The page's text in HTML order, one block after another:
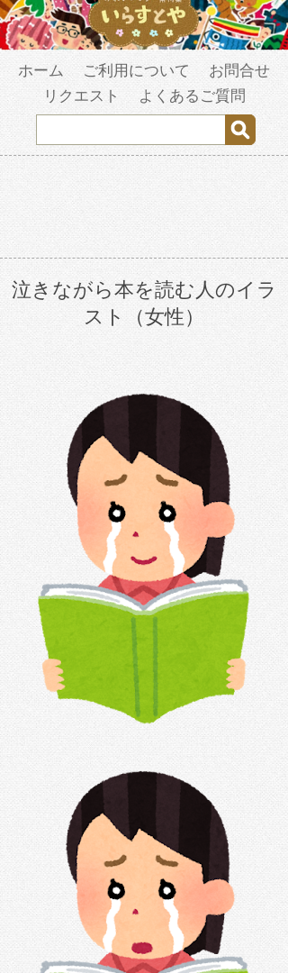
ホーム ご利用について
お問合せ
リクエスト
よくあるご質問
泣きながら本を読む人のイラ
スト（女性）